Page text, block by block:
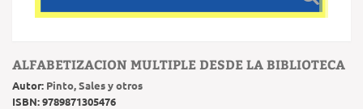
ALFABETIZACION MULTIPLE DESDE LA BIBLIOTECA
Autor: Pinto, Sales y otros
ISBN:9789871305476